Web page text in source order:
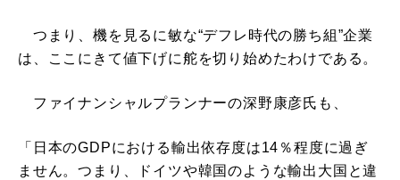
つまり、機を見るに敏な“デフレ時代の勝ち組”企業
は、ここにきて値下げに舵を切り始めたわけである。
ファイナンシャルプランナーの深野康彦氏も、
「日本のGDPにおける輸出依存度は14％程度に過ぎ
ません。つまり、ドイツや韓国のような輸出大国と違